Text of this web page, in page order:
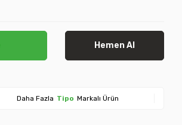
Hemen Al
Daha Fazla Tipo Markalı Ürün